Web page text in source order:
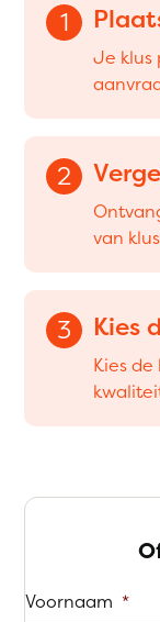
1
Je klus
2
van
3 Kies
Kies de
Voornaam *